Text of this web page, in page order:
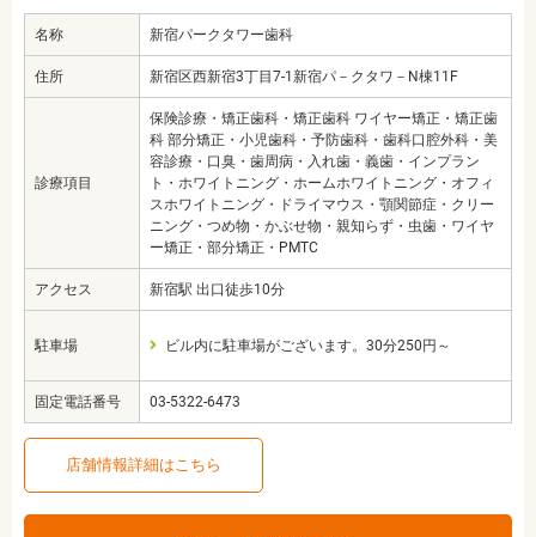
名称 新宿パークタワー歯科
住所 新宿区西新宿3丁目7-1新宿パ－クタワ－N棟11F
診療項目
保険診療・矯正歯科・矯正歯科 ワイヤー矯正・矯正歯
科 部分矯正・小児歯科・予防歯科・歯科口腔外科・美
容診療・口臭・歯周病・入れ歯・義歯・インプラン
ト・ホワイトニング・ホームホワイトニング・オフィ
スホワイトニング・ドライマウス・顎関節症・クリー
ニング・つめ物・かぶせ物・親知らず・虫歯・ワイヤ
ー矯正・部分矯正・PMTC
アクセス 新宿駅 出口徒歩10分
駐車場 ビル内に駐車場がございます。30分250円～
固定電話番号 03-5322-6473
店舗情報詳細はこちら